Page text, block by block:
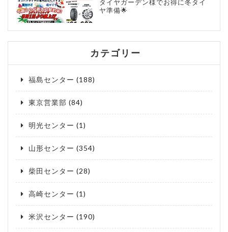
タイヤガーデン様でお得に冬タイ
ヤ準備🌟
カテゴリー
福島センター (188)
東京営業部 (84)
明光センター (1)
山形センター (354)
柴田センター (28)
高崎センター (1)
米沢センター (190)